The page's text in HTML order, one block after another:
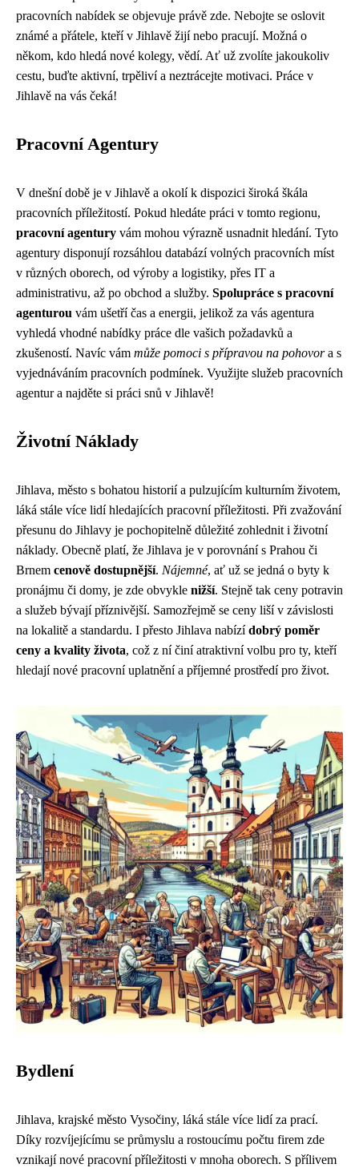
pracovních nabídek se objevuje právě zde. Nebojte se oslovit
známé a přátele, kteří v Jihlavě žijí nebo pracují. Možná o
někom, kdo hledá nové kolegy, vědí. Ať už zvolíte jakoukoliv
cestu, buďte aktivní, trpěliví a neztrácejte motivaci. Práce v
Jihlavě na vás čeká!
Pracovní Agentury
V dnešní době je v Jihlavě a okolí k dispozici široká škála
pracovních příležitostí. Pokud hledáte práci v tomto regionu,
pracovní agentury vám mohou výrazně usnadnit hledání. Tyto
agentury disponují rozsáhlou databází volných pracovních míst
v různých oborech, od výroby a logistiky, přes IT a
administrativu, až po obchod a služby. Spolupráce s pracovní
agenturou vám ušetří čas a energii, jelikož za vás agentura
vyhledá vhodné nabídky práce dle vašich požadavků a
zkušeností. Navíc vám může pomoci s přípravou na pohovora s
vyjednáváním pracovních podmínek. Využijte služeb pracovních
agentur a najděte si práci snů v Jihlavě!
Životní Náklady
Jihlava, město s bohatou historií a pulzujícím kulturním životem,
láká stále více lidí hledajících pracovní příležitosti. Při zvažování
přesunu do Jihlavy je pochopitelně důležité zohlednit i životní
náklady. Obecně platí, že Jihlava je v porovnání s Prahou či
Brnem cenově dostupnější. Nájemné, ať už se jedná o byty k
pronájmu či domy, je zde obvykle nižší. Stejně tak ceny potravin
a služeb bývají příznivější. Samozřejmě se ceny liší v závislosti
na lokalitě a standardu. I přesto Jihlava nabízídobrý poměr
ceny a kvality života, což z ní činí atraktivní volbu pro ty, kteří
hledají nové pracovní uplatnění a příjemné prostředí pro život.
Bydlení
Jihlava, krajské město Vysočiny, láká stále více lidí za prací.
Díky rozvíjejícímu se průmyslu a rostoucímu počtu firem zde
vznikají nové pracovní příležitosti v mnoha oborech. S přílivem